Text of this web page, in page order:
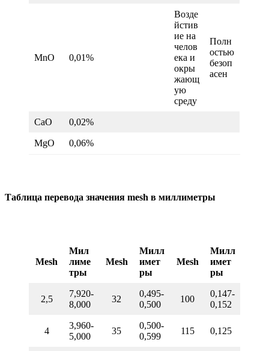
MnO 0,01%
Возде
йстив
ие на
челов
ека и
окры
жающ
ую
среду
Полн
остью
безоп
асен
CaO 0,02%
MgO 0,06%
Таблица перевода значения mesh в миллиметры
Mesh
Мил
лиме
тры
Mesh
Милл
имет
ры
Mesh
Милл
имет
ры
2,5
7,920-
8,000
32
0,495-
0,500
100
0,147-
0,152
4
3,960-
5,000
35
0,500-
0,599
115 0,125